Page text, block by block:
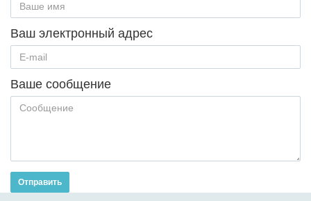
Ваш электронный адрес
Ваше сообщение
Отправить